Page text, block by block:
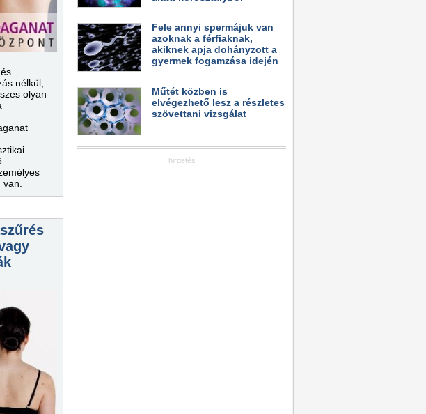
nélkül,
olyan
van.
Fele annyi spermájuk van
azoknak a férfiaknak,
akiknek apja dohányzott a
gyermek fogamzása idején
Műtét közben is
elvégezhető lesz a részletes
szövettani vizsgálat
hirdetés